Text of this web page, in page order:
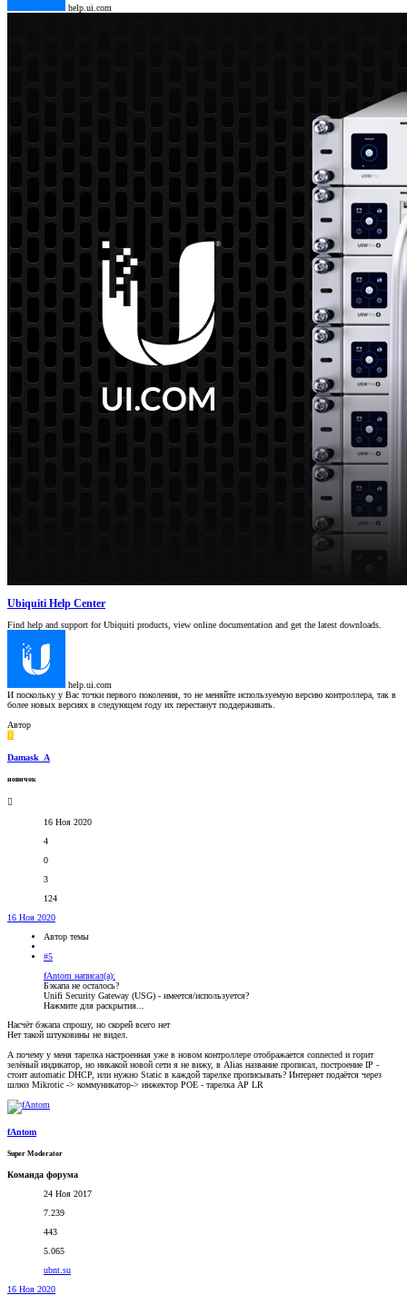
help.ui.com
Ubiquiti Help Center
Find help and support for Ubiquiti products, view online documentation and get the latest downloads.
help.ui.com
И поскольку у Вас точки первого поколения, то не меняйте используемую версию контроллера, так в
более новых версиях в следующем году их перестанут поддерживать.
Автор
D
Damask_A
новичок
16 Ноя 2020
4
0
3
124
16 Ноя 2020
Автор темы
#5
fAntom написал(а):
Бэкапа не осталось?
Unifi Security Gateway (USG) - имеется/используется?
Нажмите для раскрытия...
Насчёт бэкапа спрошу, но скорей всего нет
Нет такой штуковины не видел.
А почему у меня тарелка настроенная уже в новом контроллере отображается connected и горит
зелёный индикатор, но никакой новой сети я не вижу, в Alias название прописал, построение IP -
стоит automatic DHCP, или нужно Statiс в каждой тарелке прописывать? Интернет подаётся через
шлюз Mikrotic -> коммуникатор-> инжектор POE - тарелка AP LR
fAntom
Super Moderator
Команда форума
24 Ноя 2017
7.239
443
5.065
ubnt.su
16 Ноя 2020